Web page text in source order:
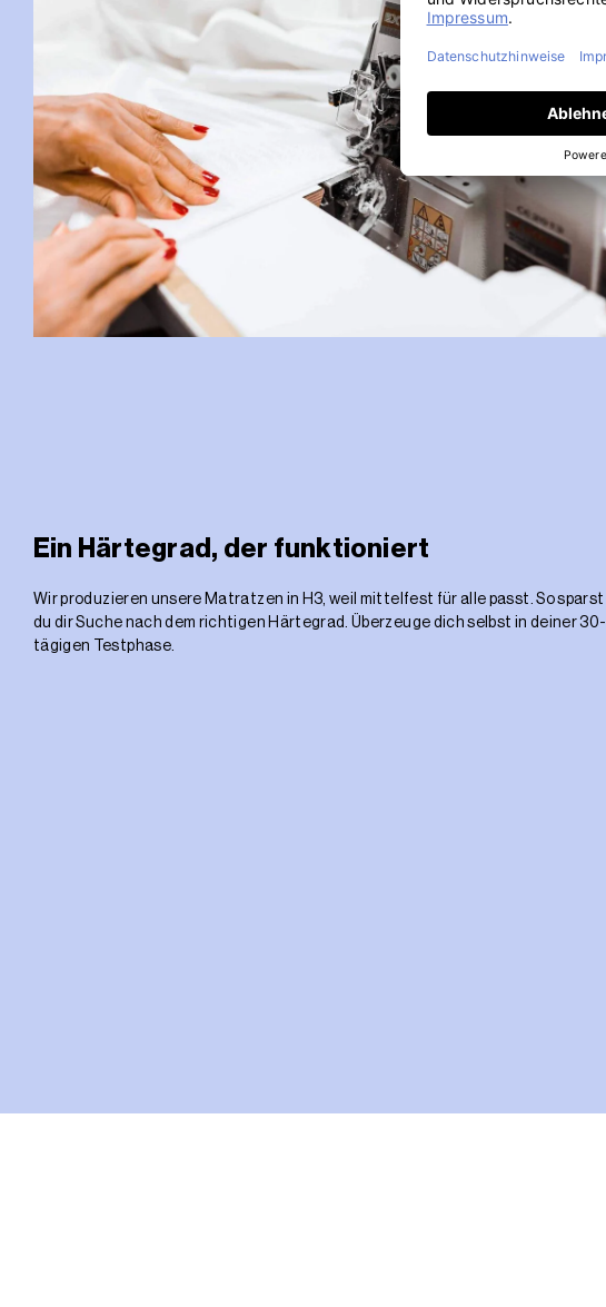
Ein Härtegrad, der funktioniert
Wir produzieren unsere Matratzen in H3, weil mittelfest für alle passt. So sparst
du dir Suche nach dem richtigen Härtegrad. Überzeuge dich selbst in deiner 30-
tägigen Testphase.